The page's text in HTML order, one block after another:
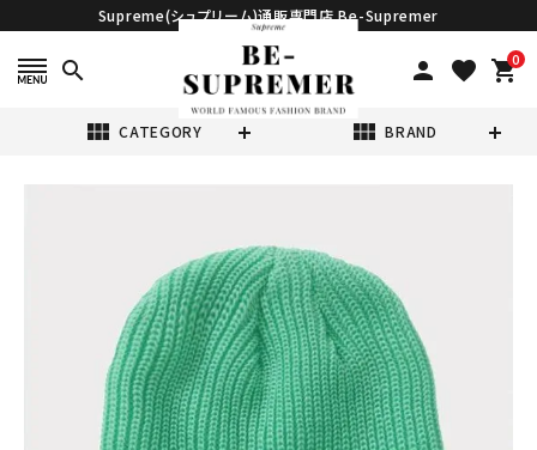
Supreme(シュプリーム)通販専門店 Be-Supremer
search person favorite 0
shopping_cart
view_module CATEGORY view_module BRAND